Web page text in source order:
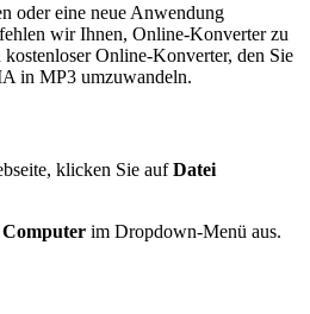
oder eine neue Anwendung
wir Ihnen, Online-Konverter zu
kostenloser Online-Konverter, den Sie
in MP3 umzuwandeln.
klicken Sie aufDatei
Computer im Dropdown-Menü aus.